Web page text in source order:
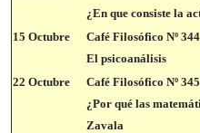
¿En que consiste la
15 Octubre
Café Filosófico Nº 344
El psicoanálisis
22 Octubre
Café Filosófico Nº 345
¿Por qué las
Zavala